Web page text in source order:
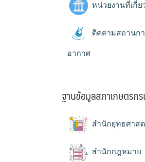
หน่วยงานที่เกี่ย
ติดตามสถานก
อากาศ
ฐานข้อมูลสภาเกษตรก
สำนักยุทธศาส
สำนักกฎหมาย